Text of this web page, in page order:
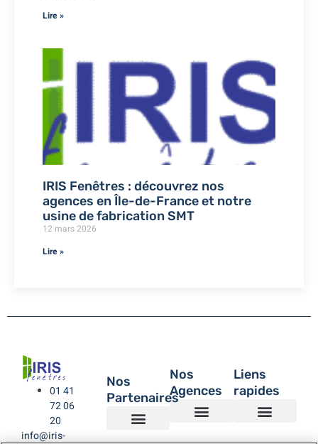
Lire »
IRIS Fenêtres : découvrez nos
agences en Île-de-France et notre
usine de fabrication SMT
12 mars 2026
Lire »
01 41
72 06
20
info@iris-
Nos
Partenaires
Nos
Agences
Liens
rapides